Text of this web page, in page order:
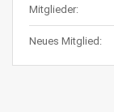
Mitglieder:
Neues Mitglied: